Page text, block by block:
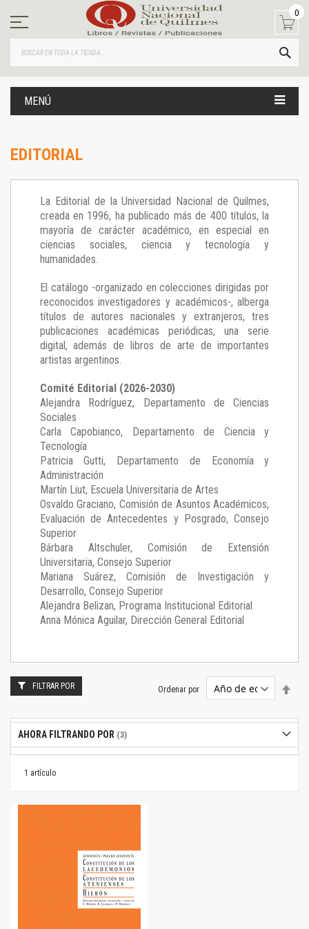
contenido
0
MENÚ
EDITORIAL
La Editorial de la Universidad Nacional de Quilmes,
creada en 1996, ha publicado más de 400 títulos, la
mayoría de carácter académico, en especial en
ciencias sociales, ciencia y tecnología y
humanidades.
El catálogo -organizado en colecciones dirigidas por
reconocidos investigadores y académicos-, alberga
títulos de autores nacionales y extranjeros, tres
publicaciones académicas periódicas, una serie
digital, además de libros de arte de importantes
artistas argentinos.
Comité Editorial (2026-2030)
Alejandra Rodríguez, Departamento de Ciencias
Sociales
Carla Capobianco, Departamento de Ciencia y
Tecnología
Patricia Gutti, Departamento de Economía y
Administración
Martín Liut, Escuela Universitaria de Artes
Osvaldo Graciano, Comisión de Asuntos Académicos,
Evaluación de Antecedentes y Posgrado, Consejo
Superior
Bárbara Altschuler, Comisión de Extensión
Universitaria, Consejo Superior
Mariana Suárez, Comisión de Investigación y
Desarrollo, Consejo Superior
Alejandra Belizan, Programa Institucional Editorial
Anna Mónica Aguilar, Dirección General Editorial
1 artículo
Ordenar por
FILTRAR POR
AHORA FILTRANDO POR